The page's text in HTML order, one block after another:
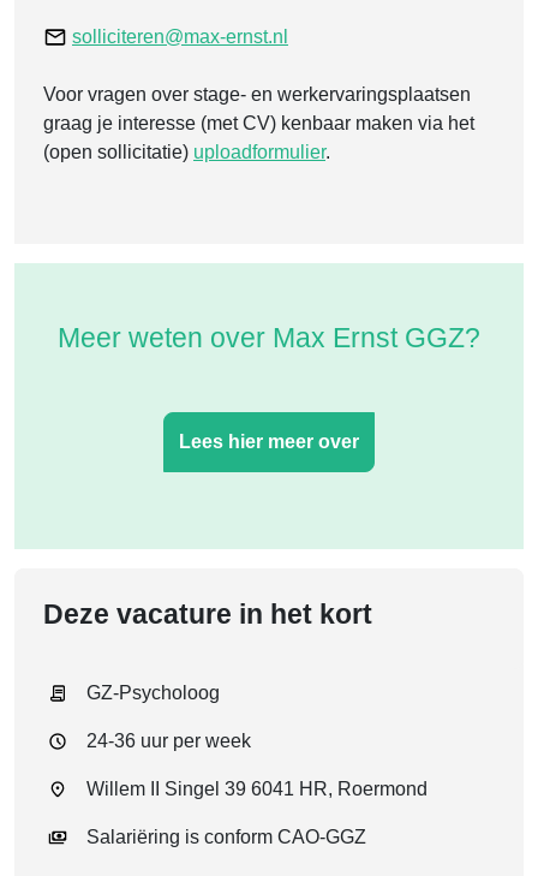
solliciteren@max-ernst.nl
Voor vragen over stage- en werkervaringsplaatsen
graag je interesse (met CV) kenbaar maken via het
(open sollicitatie) uploadformulier.
Meer weten over Max Ernst GGZ?
Lees hier meer over
Deze vacature in het kort
GZ-Psycholoog
24-36 uur per week
Willem II Singel 39 6041 HR, Roermond
Salariëring is conform CAO-GGZ